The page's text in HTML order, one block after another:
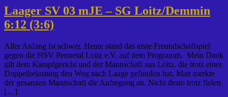
Laager SV 03 mJE – SG Loitz/Demmin
6:12 (3:6)
Aller Anfang ist schwer. Heute stand das erste Freundschaftspiel
gegen die HSV Pennetal Loitz e.V. auf dem Programm. Mein Dank
gilt dem Kampfgericht und der Mannschaft aus Loitz, die trotz einer
Doppelbelastung den Weg nach Laage gefunden hat. Man merkte
der gesamten Mannschaft die Aufregung an. Nicht desto trotz fielen
[…]